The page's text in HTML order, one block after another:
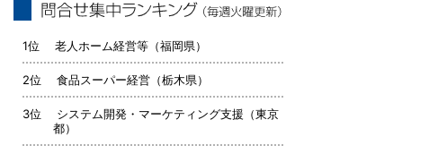
1位 老人ホーム経営等（福岡県）
2位 食品スーパー経営（栃木県）
3位 システム開発・マーケティング支援（東京
都）